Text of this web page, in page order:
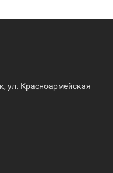
ул. Красноармейская